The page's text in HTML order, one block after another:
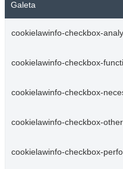
Galeta
cookielawinfo-checkbox-
cookielawinfo-checkbox-
cookielawinfo-checkbox-
cookielawinfo-checkbox-
cookielawinfo-checkbox-